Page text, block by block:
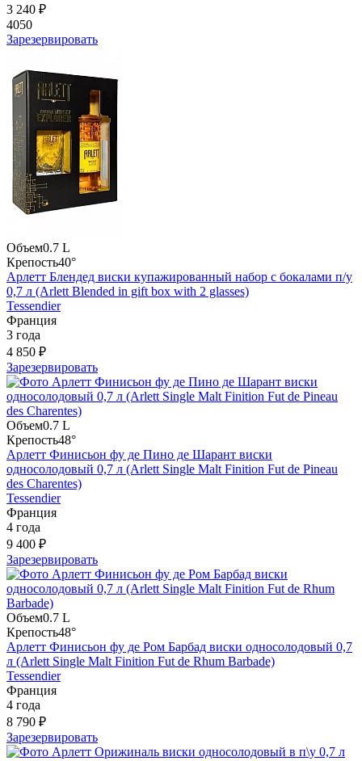
3 240 ₽
4050
Зарезервировать
Объем0.7 L
Крепость40°
Арлетт Блендед виски купажированный набор с бокалами п/у
0,7 л (Arlett Blended in gift box with 2 glasses)
Tessendier
Франция
3 года
4 850 ₽
Зарезервировать
Объем0.7 L
Крепость48°
Арлетт Финисьон фу де Пино де Шарант виски
односолодовый 0,7 л (Arlett Single Malt Finition Fut de Pineau
des Charentes)
Tessendier
Франция
4 года
9 400 ₽
Зарезервировать
Объем0.7 L
Крепость48°
Арлетт Финисьон фу де Ром Барбад виски односолодовый 0,7
л (Arlett Single Malt Finition Fut de Rhum Barbade)
Tessendier
Франция
4 года
8 790 ₽
Зарезервировать